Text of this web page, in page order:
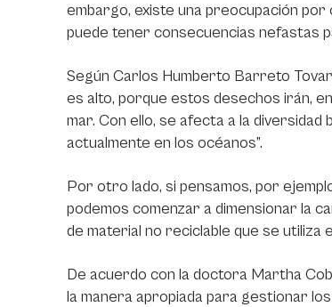
embargo, existe una preocupación
puede tener consecuencias nefastas
Según Carlos Humberto Barreto
es alto, porque estos desechos irán,
mar. Con ello, se afecta a la
actualmente en los océanos”.
Por otro lado, si pensamos, por
podemos comenzar a dimensionar la
de material no reciclable que se utiliza
De acuerdo con la doctora Martha
la manera apropiada para gestionar